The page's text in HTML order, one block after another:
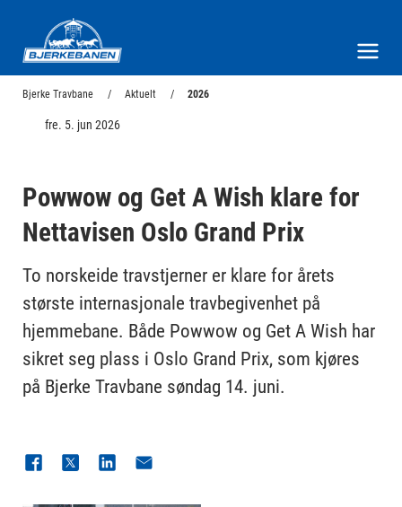
Bjerke Travbane Aktuelt 2026
fre. 5. jun 2026
Powwow og Get A Wish klare for
Nettavisen Oslo Grand Prix
To norskeide travstjerner er klare for årets
største internasjonale travbegivenhet på
hjemmebane. Både Powwow og Get A Wish har
sikret seg plass i Oslo Grand Prix, som kjøres
på Bjerke Travbane søndag 14. juni.